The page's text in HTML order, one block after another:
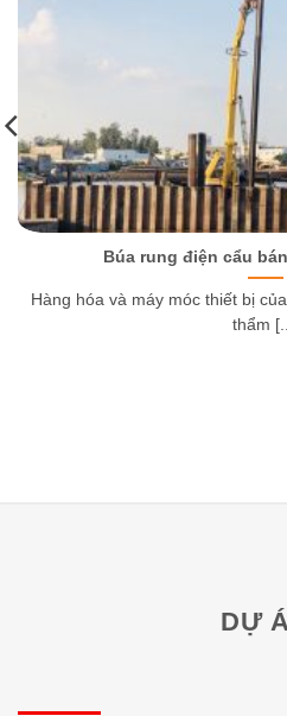
Búa rung điện cẩu
Hàng hóa và máy móc thiết bị
thẩm
DỰ